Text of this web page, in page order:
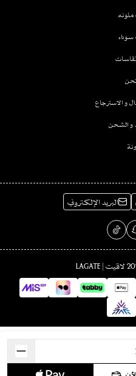
و الاسترجاع
و الشحن
البريد الإلكتروني
لاقيت | LAGATE